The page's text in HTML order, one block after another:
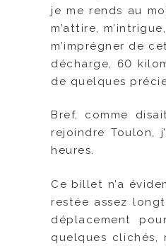
je me rends au
m’attire,
m’imprégner de
décharge, 60
de quelques
Bref, comme
rejoindre Toulon,
heures.
Ce billet n’a
restée assez
déplacement
quelques clichés,